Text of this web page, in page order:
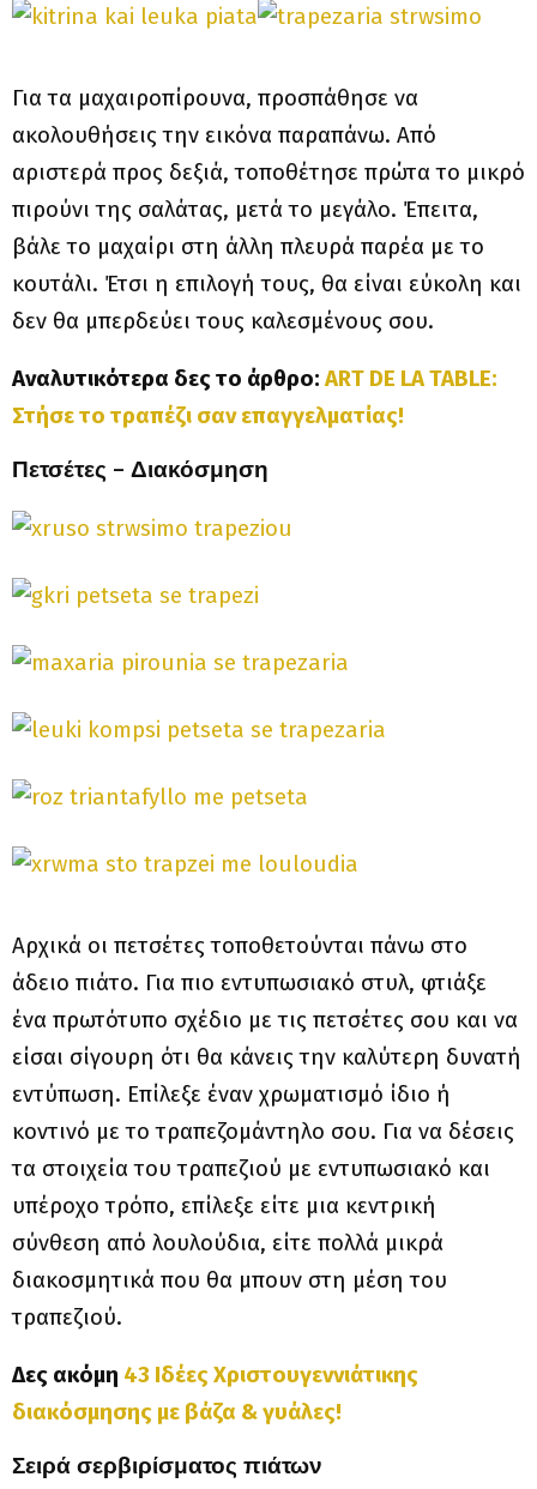
Για τα μαχαιροπίρουνα, προσπάθησε να
ακολουθήσεις την εικόνα παραπάνω. Από
αριστερά προς δεξιά, τοποθέτησε πρώτα το μικρό
πιρούνι της σαλάτας, μετά το μεγάλο. Έπειτα,
βάλε το μαχαίρι στη άλλη πλευρά παρέα με το
κουτάλι. Έτσι η επιλογή τους, θα είναι εύκολη και
δεν θα μπερδεύει τους καλεσμένους σου.
Αναλυτικότερα δες το άρθρο:ART DE LA TABLE:
Στήσε το τραπέζι σαν επαγγελματίας!
Πετσέτες – Διακόσμηση
Αρχικά οι πετσέτες τοποθετούνται πάνω στο
άδειο πιάτο. Για πιο εντυπωσιακό στυλ, φτιάξε
ένα πρωτότυπο σχέδιο με τις πετσέτες σου και να
είσαι σίγουρη ότι θα κάνεις την καλύτερη δυνατή
εντύπωση. Επίλεξε έναν χρωματισμό ίδιο ή
κοντινό με το τραπεζομάντηλο σου. Για να δέσεις
τα στοιχεία του τραπεζιού με εντυπωσιακό και
υπέροχο τρόπο, επίλεξε είτε μια κεντρική
σύνθεση από λουλούδια, είτε πολλά μικρά
διακοσμητικά που θα μπουν στη μέση του
τραπεζιού.
Δες ακόμη 43 Ιδέες Χριστουγεννιάτικης
διακόσμησης με βάζα & γυάλες!
Σειρά σερβιρίσματος πιάτων